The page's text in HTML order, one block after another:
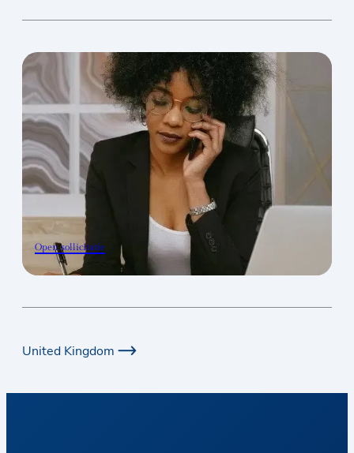
Open sollicitatie
United Kingdom